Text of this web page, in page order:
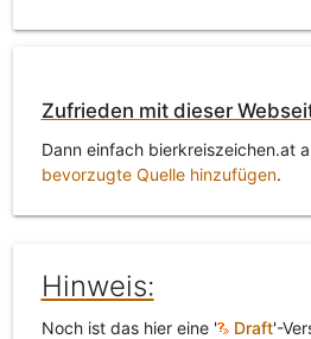
Zufrieden mit dieser
Dann einfach bierkreiszeichen.at
bevorzugte Quelle hinzufügen.
Hinweis:
Noch ist das hier eine ' Draft'-